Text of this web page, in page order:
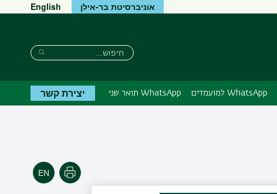
אוניברסיטת בר-אילן English
חיפוש
חיפוש
חיפוש
WhatsApp למועמדים WhatsApp תואר שני יצירת קשר
הדפסה